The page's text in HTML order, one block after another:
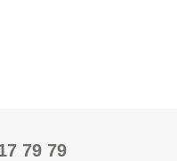
79 79